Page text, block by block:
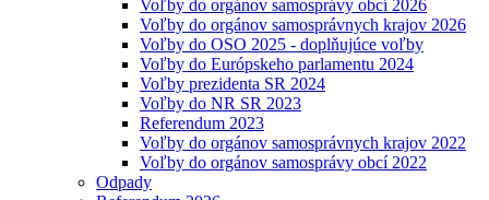
Voľby do orgánov samosprávy obcí 2026
Voľby do orgánov samosprávnych krajov 2026
Voľby do OSO 2025 - doplňujúce voľby
Voľby do Európskeho parlamentu 2024
Voľby prezidenta SR 2024
Voľby do NR SR 2023
Referendum 2023
Voľby do orgánov samosprávnych krajov 2022
Voľby do orgánov samosprávy obcí 2022
Odpady